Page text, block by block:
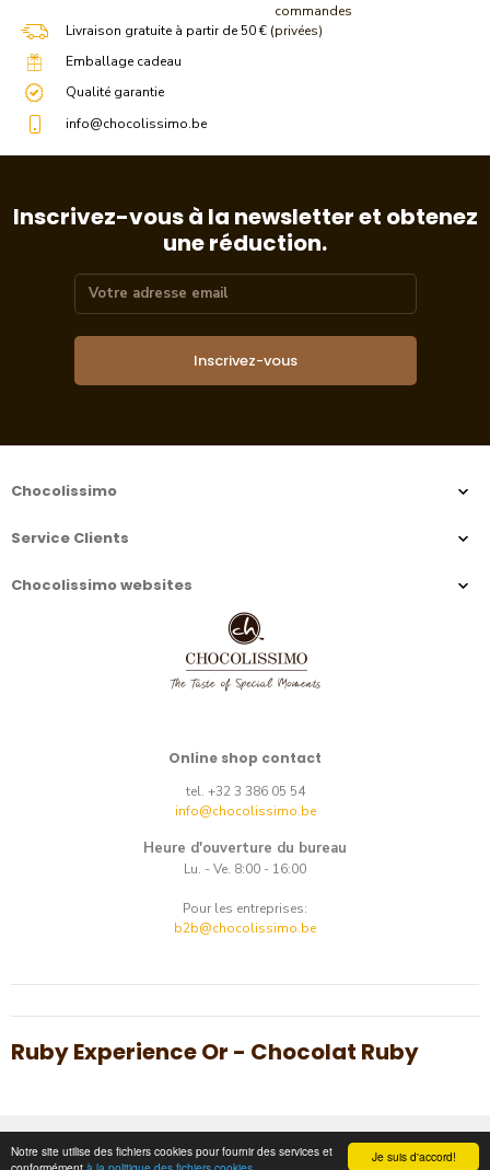
Je suis d'accord!
Notre site utilise des fichiers cookies pour fournir des services et
Livraison gratuite à partir de 50 € (
commandes
privées)
Emballage cadeau
Qualité garantie
info@chocolissimo.be
Inscrivez-vous à la newsletter et obtenez
une réduction.
Inscrivez-vous
Chocolissimo
Service Clients
Chocolissimo websites
Online shop contact
tel. +32 3 386 05 54
info@chocolissimo.be
Heure d'ouverture du bureau
Lu. - Ve. 8:00 - 16:00
Pour les entreprises:
b2b@chocolissimo.be
Ruby Experience Or - Chocolat Ruby
Copyright © 2014-2026.E-commercebybest.net